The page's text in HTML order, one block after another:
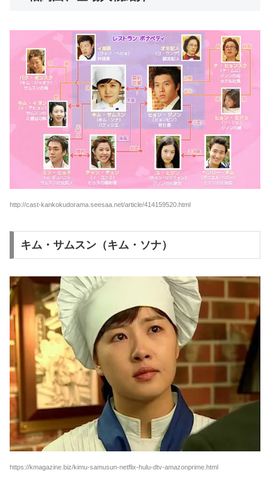
http://cast-kankokudorama.seesaa.net/article/414159520.html
キム・サムスン（キム・ソナ）
https://kmagazine.biz/kimu-samusun-netflix-hulu-dtv-amazonprime.html